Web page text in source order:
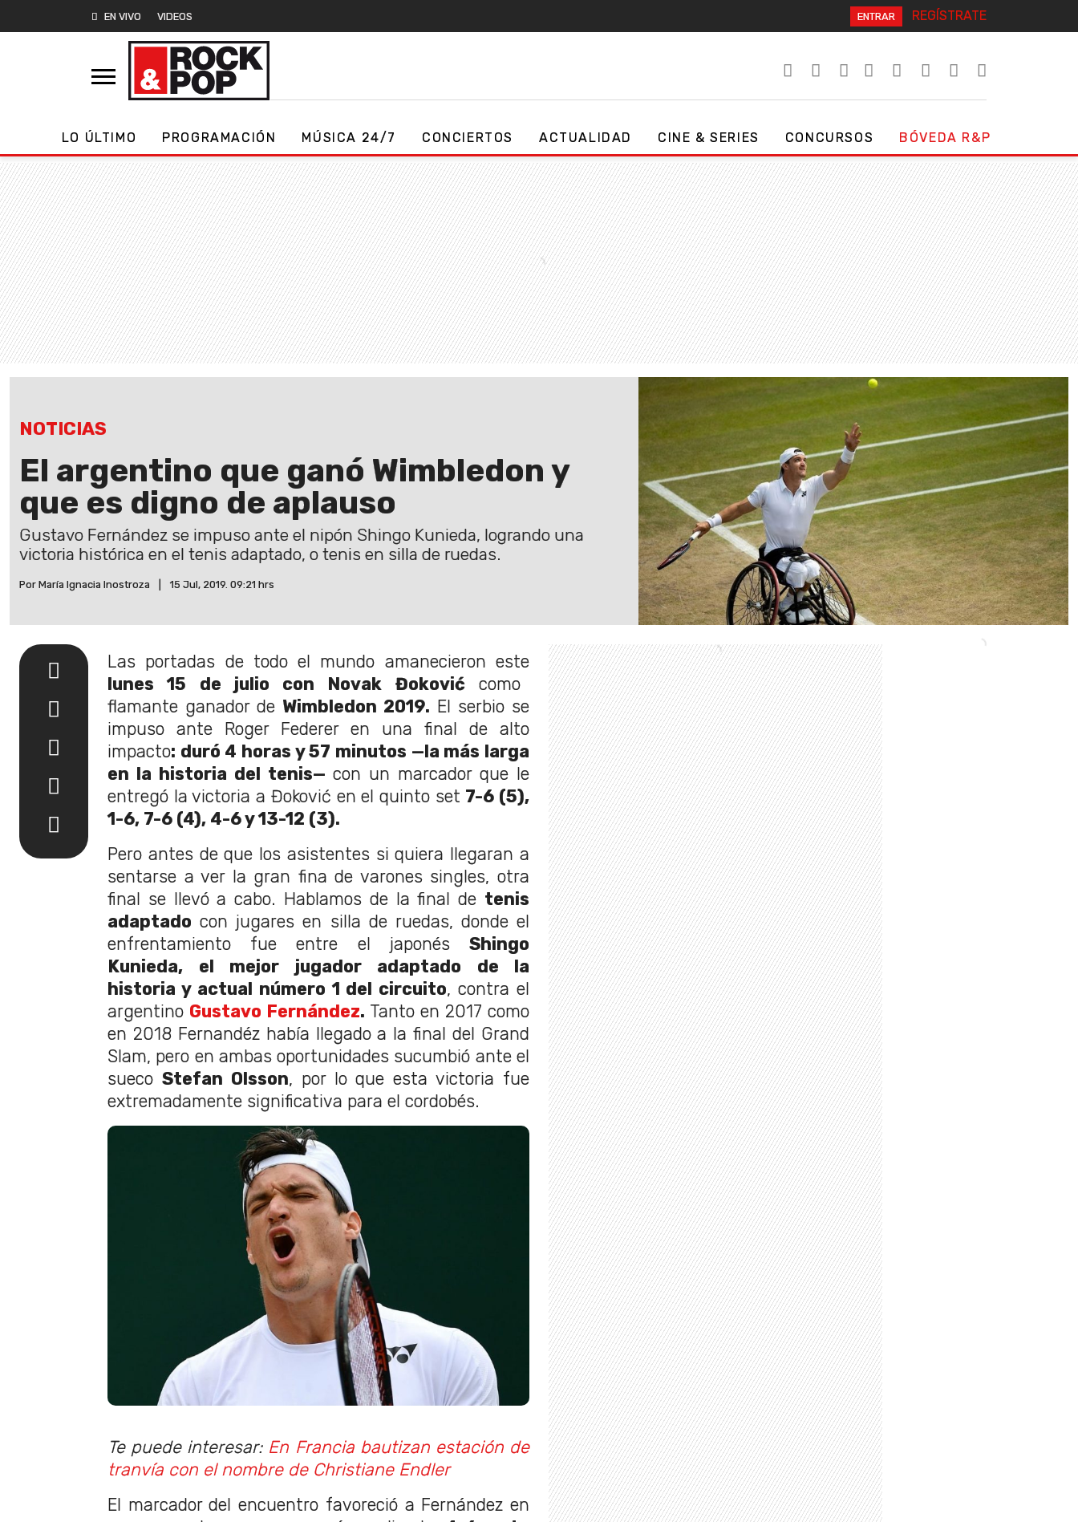
EN VIVO VIDEOS ENTRAR REGÍSTRATE
LO ÚLTIMO PROGRAMACIÓN MÚSICA 24/7 CONCIERTOS ACTUALIDAD CINE & SERIES CONCURSOS BÓVEDA R&P
NOTICIAS
El argentino que ganó Wimbledon y
que es digno de aplauso
Gustavo Fernández se impuso ante el nipón Shingo Kunieda, logrando una
victoria histórica en el tenis adaptado, o tenis en silla de ruedas.
Por María Ignacia Inostroza 15 Jul, 2019. 09:21 hrs
Las portadas de todo el mundo amanecieron este
lunes 15 de julio con Novak Đokovićcomo
flamante ganador de Wimbledon 2019. El serbio se
impuso ante Roger Federer en una final de alto
impacto: duró 4 horas y 57 minutos —la más larga
en la historia del tenis— con un marcador que le
entregó la victoria a Đoković en el quinto set 7-6 (5),
1-6, 7-6 (4), 4-6 y 13-12 (3).
Pero antes de que los asistentes si quiera llegaran a
sentarse a ver la gran fina de varones singles, otra
final se llevó a cabo. Hablamos de la final de tenis
adaptado con jugares en silla de ruedas, donde el
enfrentamiento fue entre el japonés Shingo
Kunieda, el mejor jugador adaptado de la
historia y actual número 1 del circuito, contra el
argentino Gustavo Fernández. Tanto en 2017 como
en 2018 Fernandéz había llegado a la final del Grand
Slam, pero en ambas oportunidades sucumbió ante el
sueco Stefan Olsson, por lo que esta victoria fue
extremadamente significativa para el cordobés.
Te puede interesar: En Francia bautizan estación de
tranvía con el nombre de Christiane Endler
El marcador del encuentro favoreció a Fernández en